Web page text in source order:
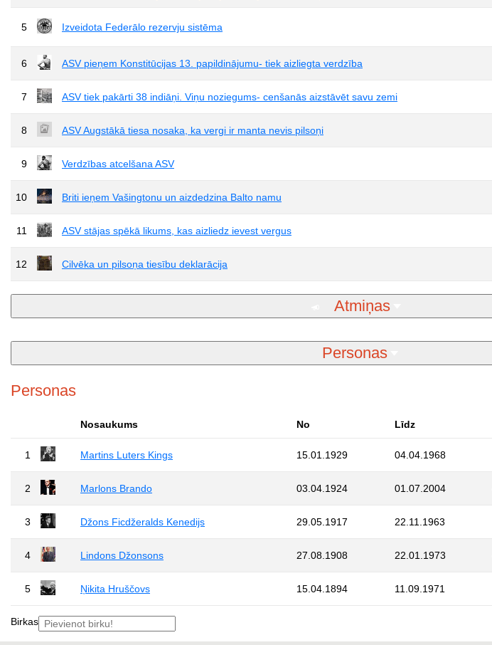
5 Izveidota Federālo rezervju sistēma
6 ASV pieņem Konstitūcijas 13. papildinājumu- tiek aizliegta verdzība
7 ASV tiek pakārti 38 indiāņi. Viņu noziegums- cenšanās aizstāvēt savu zemi
8 ASV Augstākā tiesa nosaka, ka vergi ir manta nevis pilsoņi
9 Verdzības atcelšana ASV
10 Briti ieņem Vašingtonu un aizdedzina Balto namu
11 ASV stājas spēkā likums, kas aizliedz ievest vergus
12 Cilvēka un pilsoņa tiesību deklarācija
Atmiņas
Personas
Personas
Nosaukums No Līdz
1 Martins Luters Kings 15.01.1929 04.04.1968
2 Marlons Brando 03.04.1924 01.07.2004
3 Džons Ficdžeralds Kenedijs 29.05.1917 22.11.1963
4 Lindons Džonsons 27.08.1908 22.01.1973
5 Ņikita Hruščovs 15.04.1894 11.09.1971
Birkas